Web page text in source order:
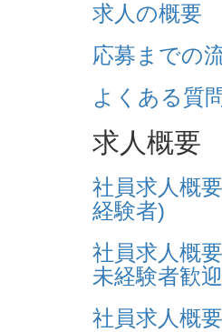
求人の概要
応募までの
よくある質
求人概要
社員求人概
経験者)
社員求人概
未経験者歓
社員求人概